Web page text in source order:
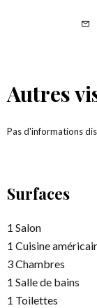
Autres
Pas d'informations
Surfaces
1 Salon
1 Cuisine
3 Chambres
1 Salle de bains
1 Toilettes